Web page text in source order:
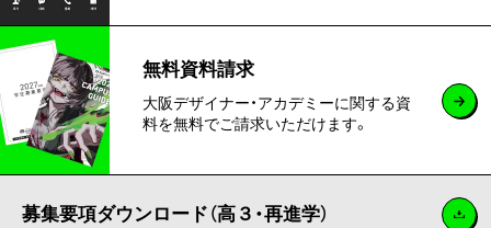
無料資料請求
大阪デザイナー・アカデミーに関する資
料を無料でご請求いただけます。
募集要項ダウンロード（高３・再進学）